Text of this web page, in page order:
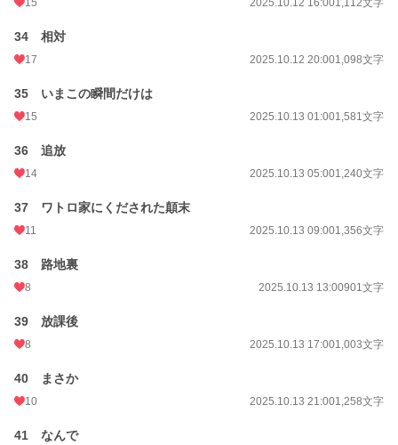
15 2025.10.12 16:001,112文字
34 相対
17 2025.10.12 20:001,098文字
35 いまこの瞬間だけは
15 2025.10.13 01:001,581文字
36 追放
14 2025.10.13 05:001,240文字
37 ワトロ家にくだされた顛末
11 2025.10.13 09:001,356文字
38 路地裏
8 2025.10.13 13:00901文字
39 放課後
8 2025.10.13 17:001,003文字
40 まさか
10 2025.10.13 21:001,258文字
41 なんで